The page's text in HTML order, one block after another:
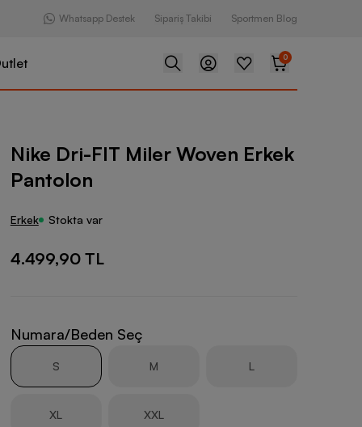
Whatsapp Destek Sipariş Takibi Sportmen Blog
0
Woven Erkek Pantolon
Nike Dri-FIT Miler Woven Erkek
Pantolon
Erkek Stokta var
4.499,90 TL
Numara/Beden Seç
S M L
XL XXL